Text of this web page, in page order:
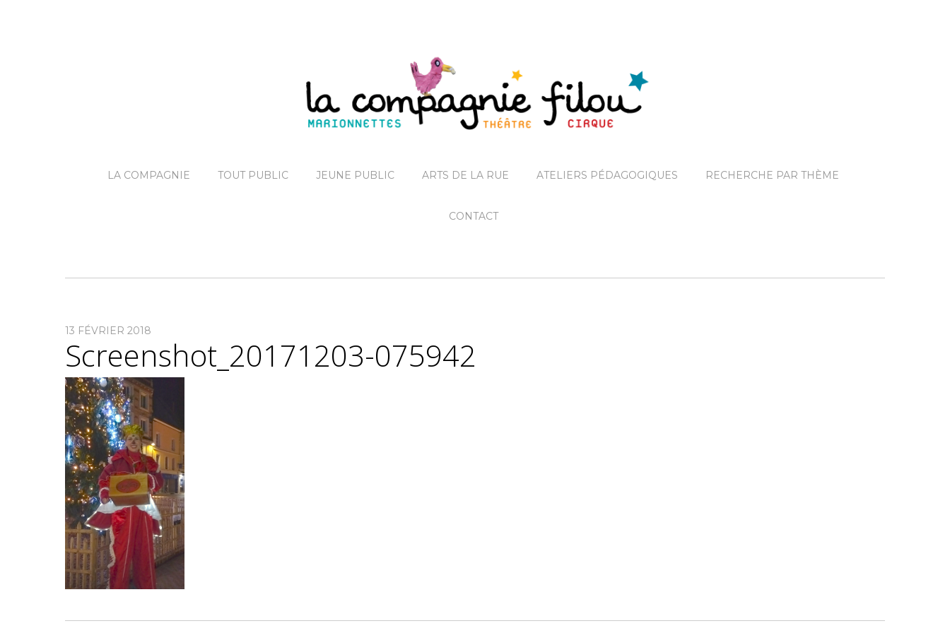
LA COMPAGNIE TOUT PUBLIC JEUNE PUBLIC ARTS DE LA RUE ATELIERS PÉDAGOGIQUES RECHERCHE PAR THÈME
CONTACT
13 FÉVRIER 2018
Screenshot_20171203-075942